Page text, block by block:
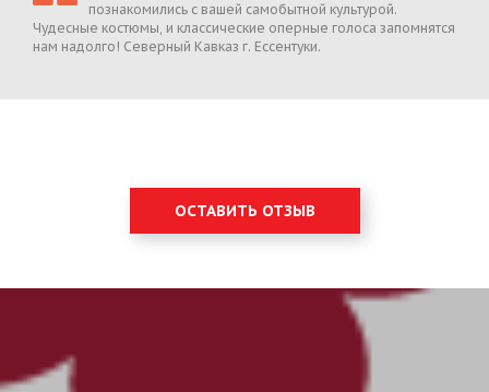
познакомились с вашей самобытной культурой.
Чудесные костюмы, и классические оперные голоса запомнятся
нам надолго! Северный Кавказ г. Ессентуки.
ОСТАВИТЬ ОТЗЫВ